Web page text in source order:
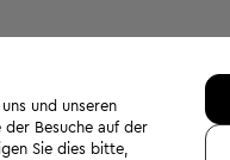
und unseren
Besuche auf der
Sie dies bitte,